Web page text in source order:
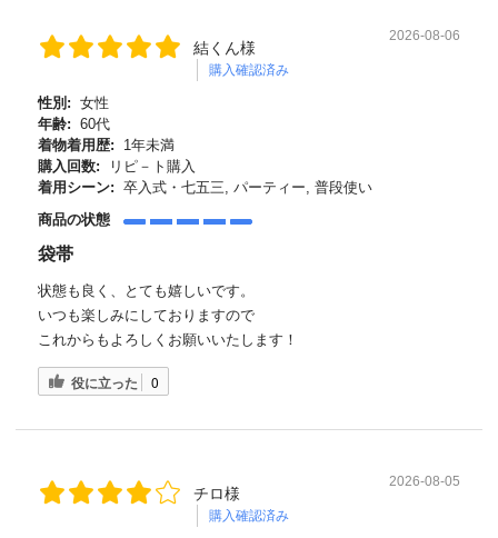
結くん様
購入確認済み
2026-08-06
性別: 女性
年齢: 60代
着物着用歴:
1年未満
購入回数:
リピ－ト購入
着用シーン: 卒入式・七五三, パーティー, 普段使い
商品の状態
袋帯
状態も良く、とても嬉しいです。
いつも楽しみにしておりますので
これからもよろしくお願いいたします！
役に立った 0
チロ様
購入確認済み
2026-08-05